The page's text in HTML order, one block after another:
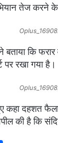
तेज करने के
बताया कि
पर रखा गया है।
दहशत फैलाने
की है कि